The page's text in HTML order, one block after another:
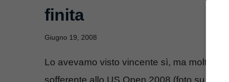
finita
Giugno 19, 2008
Lo avevamo visto vincente sì, ma molto
sofferente allo US Open 2008 (foto su